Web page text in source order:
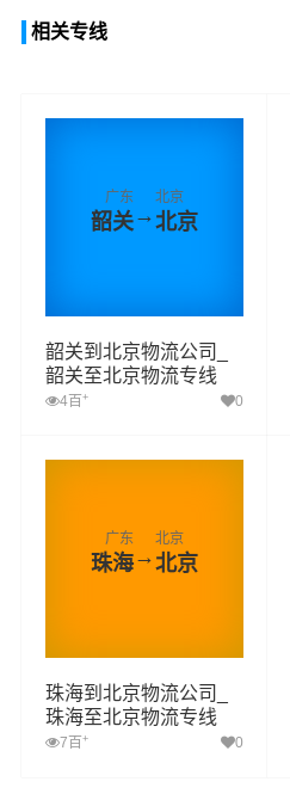
相关专线
广东
韶关→
北京
北京
韶关到北京物流公司_
韶关至北京物流专线
4百 + 0
广东
珠海→
北京
北京
珠海到北京物流公司_
珠海至北京物流专线
7百 + 0